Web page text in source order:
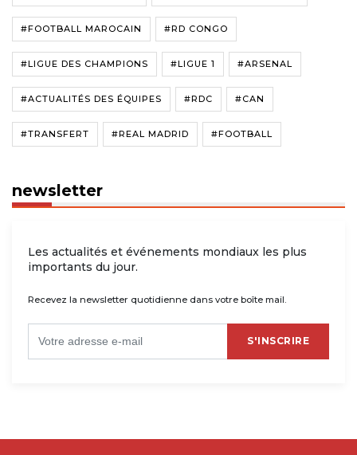
#FOOTBALL MAROCAIN #RD CONGO
#LIGUE DES CHAMPIONS #LIGUE 1 #ARSENAL
#ACTUALITÉS DES ÉQUIPES #RDC #CAN
#TRANSFERT #REAL MADRID #FOOTBALL
newsletter
Les actualités et événements mondiaux les plus
importants du jour.
Recevez la newsletter quotidienne dans votre boîte mail.
S'INSCRIRE